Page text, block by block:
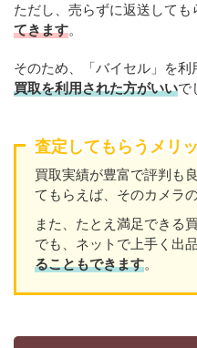
ただし、売らずに返送しても
てきます。
そのため、「バイセル」を利
買取を利用された方がいいで
査定してもらうメリ
買取実績が豊富で評判も
てもらえば、そのカメラ
また、たとえ満足できる
でも、ネットで上手く出品
ることもできます。